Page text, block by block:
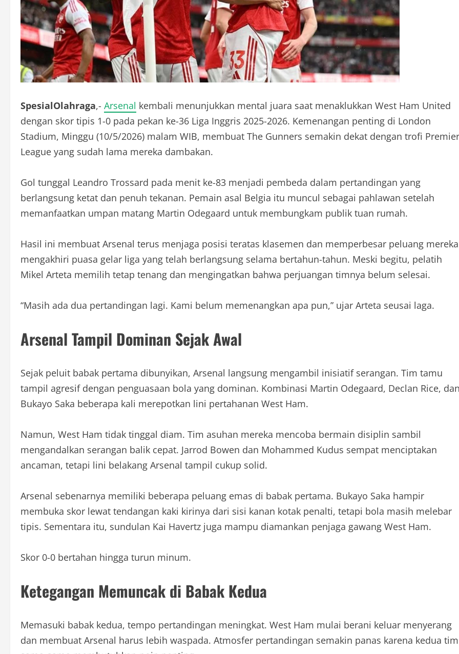
SpesialOlahraga,- Arsenal kembali menunjukkan mental juara saat menaklukkan West Ham United
dengan skor tipis 1-0 pada pekan ke-36 Liga Inggris 2025-2026. Kemenangan penting di London
Stadium, Minggu (10/5/2026) malam WIB, membuat The Gunners semakin dekat dengan trofi Premier
League yang sudah lama mereka dambakan.
Gol tunggal Leandro Trossard pada menit ke-83 menjadi pembeda dalam pertandingan yang
berlangsung ketat dan penuh tekanan. Pemain asal Belgia itu muncul sebagai pahlawan setelah
memanfaatkan umpan matang Martin Odegaard untuk membungkam publik tuan rumah.
Hasil ini membuat Arsenal terus menjaga posisi teratas klasemen dan memperbesar peluang mereka
mengakhiri puasa gelar liga yang telah berlangsung selama bertahun-tahun. Meski begitu, pelatih
Mikel Arteta memilih tetap tenang dan mengingatkan bahwa perjuangan timnya belum selesai.
“Masih ada dua pertandingan lagi. Kami belum memenangkan apa pun,” ujar Arteta seusai laga.
Arsenal Tampil Dominan Sejak Awal
Sejak peluit babak pertama dibunyikan, Arsenal langsung mengambil inisiatif serangan. Tim tamu
tampil agresif dengan penguasaan bola yang dominan. Kombinasi Martin Odegaard, Declan Rice,
Bukayo Saka beberapa kali merepotkan lini pertahanan West Ham.
Namun, West Ham tidak tinggal diam. Tim asuhan mereka mencoba bermain disiplin sambil
mengandalkan serangan balik cepat. Jarrod Bowen dan Mohammed Kudus sempat menciptakan
ancaman, tetapi lini belakang Arsenal tampil cukup solid.
Arsenal sebenarnya memiliki beberapa peluang emas di babak pertama. Bukayo Saka hampir
membuka skor lewat tendangan kaki kirinya dari sisi kanan kotak penalti, tetapi bola masih melebar
tipis. Sementara itu, sundulan Kai Havertz juga mampu diamankan penjaga gawang West Ham.
Skor 0-0 bertahan hingga turun minum.
Ketegangan Memuncak di Babak Kedua
Memasuki babak kedua, tempo pertandingan meningkat. West Ham mulai berani keluar menyerang
dan membuat Arsenal harus lebih waspada. Atmosfer pertandingan semakin panas karena kedua tim